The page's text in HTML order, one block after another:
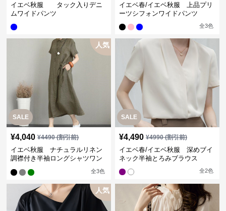
イエベ秋服 タック入りデニ
ムワイドパンツ
イエベ春/イエベ秋服 上品プリ
ーツシフォンワイドパンツ
全3色
SALE
人気
¥4,040 ¥4490(割引前)
イエベ秋服 ナチュラルリネン
調襟付き半袖ロングシャツワン
全3色
SALE
¥4,490 ¥4990(割引前)
イエベ春/イエベ秋服 深めブイ
ネック半袖とろみブラウス
全2色
人気